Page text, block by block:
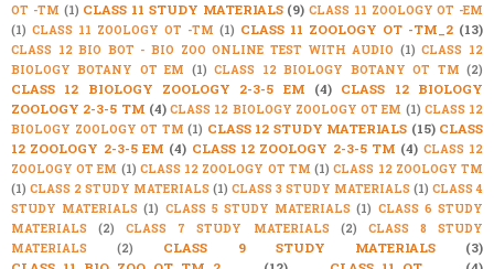
OT -TM (1) CLASS 11 STUDY MATERIALS (9) CLASS 11 ZOOLOGY OT -EM
(1) CLASS 11 ZOOLOGY OT -TM (1) CLASS 11 ZOOLOGY OT -TM_2 (13)
CLASS 12 BIO BOT - BIO ZOO ONLINE TEST WITH AUDIO (1) CLASS 12
BIOLOGY BOTANY OT EM (1) CLASS 12 BIOLOGY BOTANY OT TM (2)
CLASS 12 BIOLOGY ZOOLOGY 2-3-5 EM (4) CLASS 12 BIOLOGY
ZOOLOGY 2-3-5 TM (4) CLASS 12 BIOLOGY ZOOLOGY OT EM (1) CLASS 12
BIOLOGY ZOOLOGY OT TM (1) CLASS 12 STUDY MATERIALS (15) CLASS
12 ZOOLOGY 2-3-5 EM (4) CLASS 12 ZOOLOGY 2-3-5 TM (4) CLASS 12
ZOOLOGY OT EM (1) CLASS 12 ZOOLOGY OT TM (1) CLASS 12 ZOOLOGY TM
(1) CLASS 2 STUDY MATERIALS (1) CLASS 3 STUDY MATERIALS (1) CLASS 4
STUDY MATERIALS (1) CLASS 5 STUDY MATERIALS (1) CLASS 6 STUDY
MATERIALS
(2) CLASS 7 STUDY MATERIALS (2)
CLASS 8 STUDY
MATERIALS
(2) CLASS 9 STUDY MATERIALS
(3)